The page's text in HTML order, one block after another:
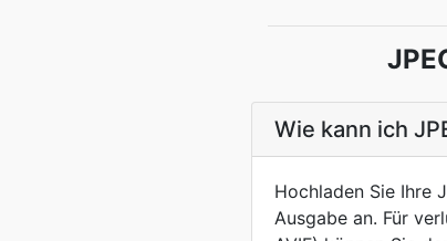
Wie kann ich
Hochladen Sie Ihre
Ausgabe an. Für